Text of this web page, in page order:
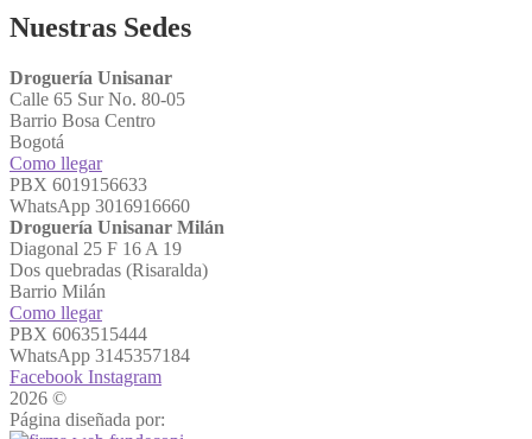
Nuestras Sedes
Droguería Unisanar
Calle 65 Sur No. 80-05
Barrio Bosa Centro
Bogotá
Como llegar
PBX 6019156633
WhatsApp 3016916660
Droguería Unisanar Milán
Diagonal 25 F 16 A 19
Dos quebradas (Risaralda)
Barrio Milán
Como llegar
PBX 6063515444
WhatsApp 3145357184
Facebook Instagram
2026 ©
Página diseñada por: